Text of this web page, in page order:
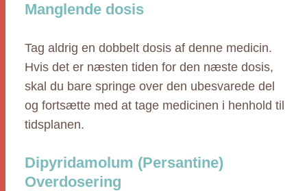
Manglende dosis
Tag aldrig en dobbelt dosis af denne medicin.
Hvis det er næsten tiden for den næste dosis,
skal du bare springe over den ubesvarede del
og fortsætte med at tage medicinen i henhold til
tidsplanen.
Dipyridamolum (Persantine)
Overdosering